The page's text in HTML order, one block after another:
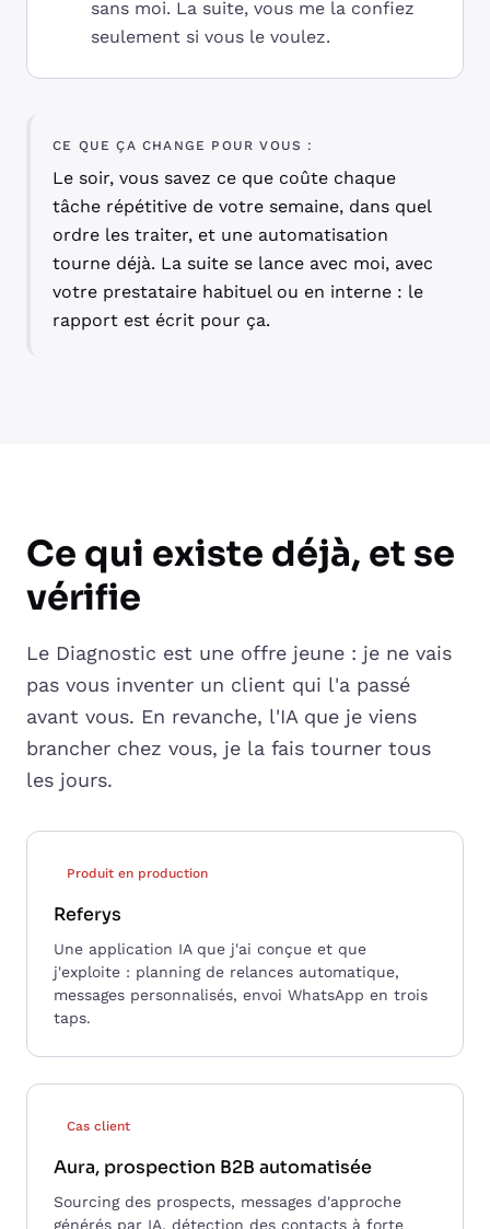
sans moi. La suite, vous me la confiez
seulement si vous le voulez.
CE QUE ÇA CHANGE POUR VOUS :
Le soir, vous savez ce que coûte chaque
tâche répétitive de votre semaine, dans quel
ordre les traiter, et une automatisation
tourne déjà. La suite se lance avec moi, avec
votre prestataire habituel ou en interne : le
rapport est écrit pour ça.
Ce qui existe déjà, et se
vérifie
Le Diagnostic est une offre jeune : je ne vais
pas vous inventer un client qui l'a passé
avant vous. En revanche, l'IA que je viens
brancher chez vous, je la fais tourner tous
les jours.
Produit en production
Referys
Une application IA que j'ai conçue et que
j'exploite : planning de relances automatique,
messages personnalisés, envoi WhatsApp en trois
taps.
Cas client
Aura, prospection B2B automatisée
Sourcing des prospects, messages d'approche
générés par IA, détection des contacts à forte